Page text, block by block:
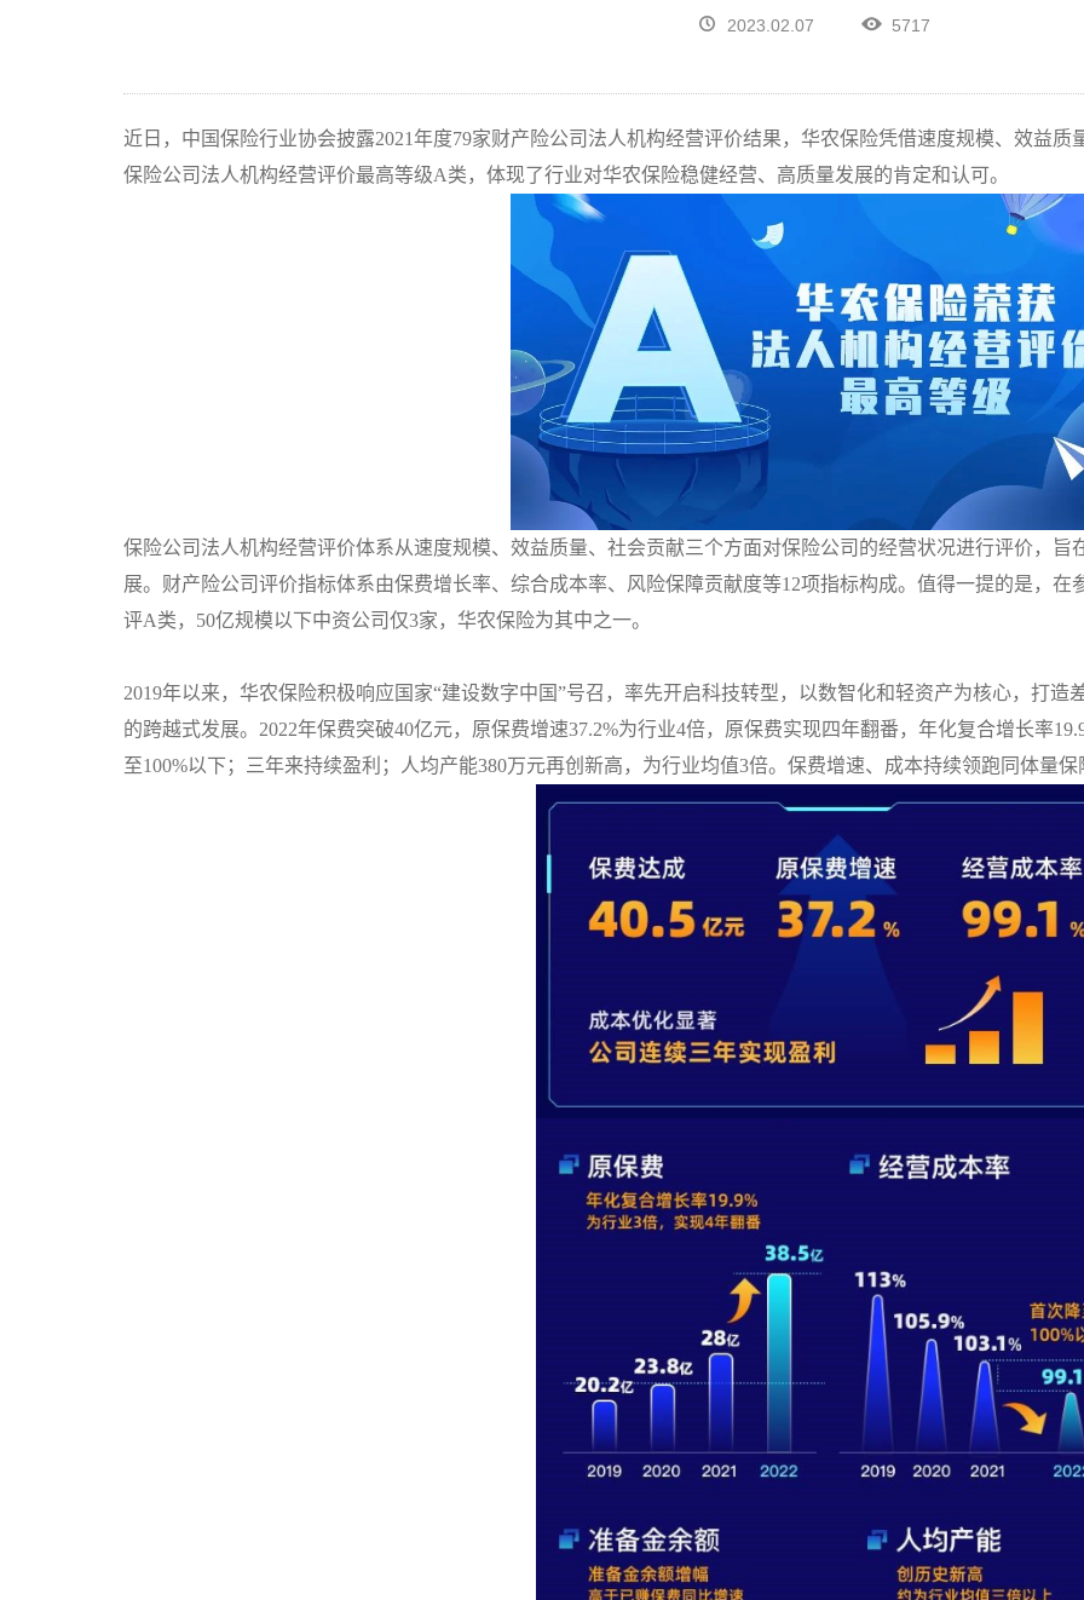
2023.02.07 5717
近日，中国保险行业协会披露2021年度79家财产险公司法人机构经营评价结果，华农保险凭借速度规模、效益质
保险公司法人机构经营评价最高等级A类， 体现了行业对华农保险稳健经营、高质量发展的肯定和认可。
保险公司法人机构经营评价体系从速度规模、效益质量、社会贡献三个方面对保险公司的经营状况进行评价，
展。财产险公司评价指标体系由保费增长率、综合成本率、风险保障贡献度等12项指标构成。值得一提的是， 在
评A类，50亿规模以下中资公司仅3家，华农保险为其中之一。
2019年以来，华农保险积极响应国家“建设数字中国”号召，率先开启科技转型，以数智化和轻资产为核心，打造
的跨越式发展。 2022年保费突破40亿元，原保费增速37.2%为行业4倍，原保费实现四年翻番，年化复合增长率
至100%以下；三年来持续盈利；人均产能380万元再创新高，为行业均值3倍。保费增速、成本持续领跑同体量保